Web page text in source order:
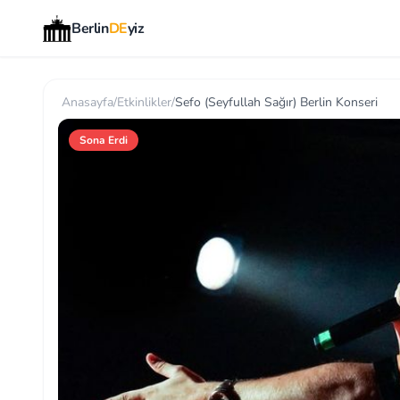
BerlinDEyiz
Anasayfa/Etkinlikler/Sefo (Seyfullah Sağır) Berlin Konseri
Sona Erdi